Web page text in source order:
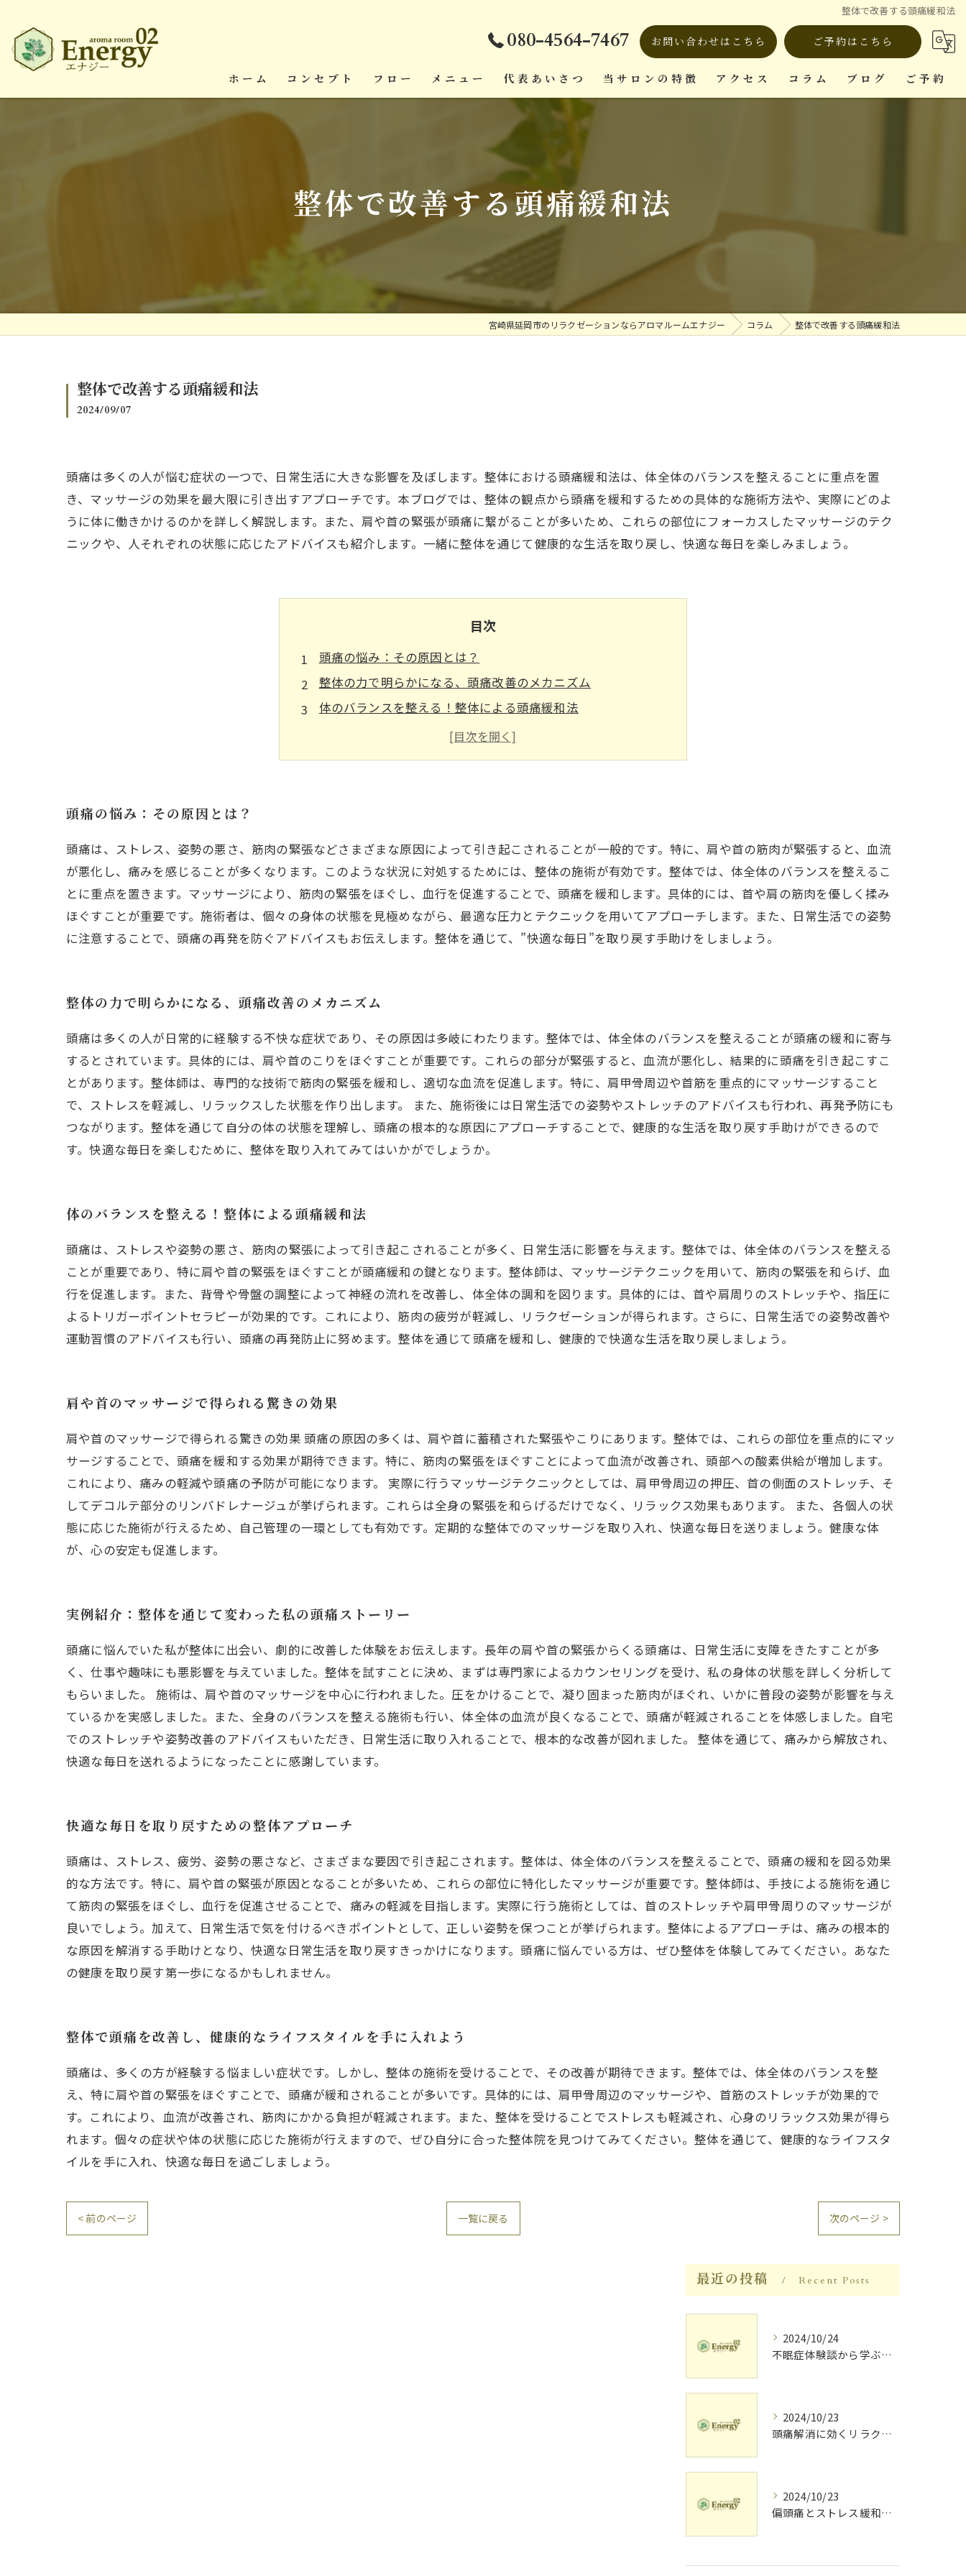
整体で改善する頭痛緩和法
080-4564-7467 お問い合わせはこちら ご予約はこちら
ホーム コンセプト フロー メニュー 代表あいさつ 当サロンの特徴
疲労回復
アクセス コラム ブログ ご予約
整体で改善する頭痛緩和法
宮崎県延岡市のリラクゼーションならアロマルームエナジー コラム 整体で改善する頭痛緩和法
整体で改善する頭痛緩和法
2024/09/07
頭痛は多くの人が悩む症状の一つで、日常生活に大きな影響を及ぼします。整体における頭痛緩和法は、体全体のバランスを整えることに重点を置
き、マッサージの効果を最大限に引き出すアプローチです。本ブログでは、整体の観点から頭痛を緩和するための具体的な施術方法や、実際にどのよ
うに体に働きかけるのかを詳しく解説します。また、肩や首の緊張が頭痛に繋がることが多いため、これらの部位にフォーカスしたマッサージのテク
ニックや、人それぞれの状態に応じたアドバイスも紹介します。一緒に整体を通じて健康的な生活を取り戻し、快適な毎日を楽しみましょう。
目次
頭痛の悩み：その原因とは？
整体の力で明らかになる、頭痛改善のメカニズム
体のバランスを整える！整体による頭痛緩和法
肩や首のマッサージで得られる驚きの効果
実例紹介：整体を通じて変わった私の頭痛ストーリー
頭痛の悩み：その原因とは？
頭痛は、ストレス、姿勢の悪さ、筋肉の緊張などさまざまな原因によって引き起こされることが一般的です。特に、肩や首の筋肉が緊張すると、血流
が悪化し、痛みを感じることが多くなります。このような状況に対処するためには、整体の施術が有効です。整体では、体全体のバランスを整えるこ
とに重点を置きます。マッサージにより、筋肉の緊張をほぐし、血行を促進することで、頭痛を緩和します。具体的には、首や肩の筋肉を優しく揉み
ほぐすことが重要です。施術者は、個々の身体の状態を見極めながら、最適な圧力とテクニックを用いてアプローチします。また、日常生活での姿勢
に注意することで、頭痛の再発を防ぐアドバイスもお伝えします。整体を通じて、”快適な毎日”を取り戻す手助けをしましょう。
整体の力で明らかになる、頭痛改善のメカニズム
頭痛は多くの人が日常的に経験する不快な症状であり、その原因は多岐にわたります。整体では、体全体のバランスを整えることが頭痛の緩和に寄与
するとされています。具体的には、肩や首のこりをほぐすことが重要です。これらの部分が緊張すると、血流が悪化し、結果的に頭痛を引き起こすこ
とがあります。整体師は、専門的な技術で筋肉の緊張を緩和し、適切な血流を促進します。特に、肩甲骨周辺や首筋を重点的にマッサージすること
で、ストレスを軽減し、リラックスした状態を作り出します。 また、施術後には日常生活での姿勢やストレッチのアドバイスも行われ、再発予防にも
つながります。整体を通じて自分の体の状態を理解し、頭痛の根本的な原因にアプローチすることで、健康的な生活を取り戻す手助けができるので
す。快適な毎日を楽しむために、整体を取り入れてみてはいかがでしょうか。
体のバランスを整える！整体による頭痛緩和法
頭痛は、ストレスや姿勢の悪さ、筋肉の緊張によって引き起こされることが多く、日常生活に影響を与えます。整体では、体全体のバランスを整える
ことが重要であり、特に肩や首の緊張をほぐすことが頭痛緩和の鍵となります。整体師は、マッサージテクニックを用いて、筋肉の緊張を和らげ、血
行を促進します。また、背骨や骨盤の調整によって神経の流れを改善し、体全体の調和を図ります。具体的には、首や肩周りのストレッチや、指圧に
よるトリガーポイントセラピーが効果的です。これにより、筋肉の疲労が軽減し、リラクゼーションが得られます。さらに、日常生活での姿勢改善や
運動習慣のアドバイスも行い、頭痛の再発防止に努めます。整体を通じて頭痛を緩和し、健康的で快適な生活を取り戻しましょう。
肩や首のマッサージで得られる驚きの効果
肩や首のマッサージで得られる驚きの効果 頭痛の原因の多くは、肩や首に蓄積された緊張やこりにあります。整体では、これらの部位を重点的にマッ
サージすることで、頭痛を緩和する効果が期待できます。特に、筋肉の緊張をほぐすことによって血流が改善され、頭部への酸素供給が増加します。
これにより、痛みの軽減や頭痛の予防が可能になります。 実際に行うマッサージテクニックとしては、肩甲骨周辺の押圧、首の側面のストレッチ、そ
してデコルテ部分のリンパドレナージュが挙げられます。これらは全身の緊張を和らげるだけでなく、リラックス効果もあります。 また、各個人の状
態に応じた施術が行えるため、自己管理の一環としても有効です。定期的な整体でのマッサージを取り入れ、快適な毎日を送りましょう。健康な体
が、心の安定も促進します。
実例紹介：整体を通じて変わった私の頭痛ストーリー
頭痛に悩んでいた私が整体に出会い、劇的に改善した体験をお伝えします。長年の肩や首の緊張からくる頭痛は、日常生活に支障をきたすことが多
く、仕事や趣味にも悪影響を与えていました。整体を試すことに決め、まずは専門家によるカウンセリングを受け、私の身体の状態を詳しく分析して
もらいました。 施術は、肩や首のマッサージを中心に行われました。圧をかけることで、凝り固まった筋肉がほぐれ、いかに普段の姿勢が影響を与え
ているかを実感しました。また、全身のバランスを整える施術も行い、体全体の血流が良くなることで、頭痛が軽減されることを体感しました。自宅
でのストレッチや姿勢改善のアドバイスもいただき、日常生活に取り入れることで、根本的な改善が図れました。 整体を通じて、痛みから解放され、
快適な毎日を送れるようになったことに感謝しています。
快適な毎日を取り戻すための整体アプローチ
頭痛は、ストレス、疲労、姿勢の悪さなど、さまざまな要因で引き起こされます。整体は、体全体のバランスを整えることで、頭痛の緩和を図る効果
的な方法です。特に、肩や首の緊張が原因となることが多いため、これらの部位に特化したマッサージが重要です。整体師は、手技による施術を通じ
て筋肉の緊張をほぐし、血行を促進させることで、痛みの軽減を目指します。実際に行う施術としては、首のストレッチや肩甲骨周りのマッサージが
良いでしょう。加えて、日常生活で気を付けるべきポイントとして、正しい姿勢を保つことが挙げられます。整体によるアプローチは、痛みの根本的
な原因を解消する手助けとなり、快適な日常生活を取り戻すきっかけになります。頭痛に悩んでいる方は、ぜひ整体を体験してみてください。あなた
の健康を取り戻す第一歩になるかもしれません。
整体で頭痛を改善し、健康的なライフスタイルを手に入れよう
頭痛は、多くの方が経験する悩ましい症状です。しかし、整体の施術を受けることで、その改善が期待できます。整体では、体全体のバランスを整
え、特に肩や首の緊張をほぐすことで、頭痛が緩和されることが多いです。具体的には、肩甲骨周辺のマッサージや、首筋のストレッチが効果的で
す。これにより、血流が改善され、筋肉にかかる負担が軽減されます。また、整体を受けることでストレスも軽減され、心身のリラックス効果が得ら
れます。個々の症状や体の状態に応じた施術が行えますので、ぜひ自分に合った整体院を見つけてみてください。整体を通じて、健康的なライフスタ
イルを手に入れ、快適な毎日を過ごしましょう。
< 前のページ 一覧に戻る 次のページ >
最近の投稿 Recent Posts
2024/10/24
不眠症体験談から学ぶ睡眠質向上法
2024/10/23
頭痛解消に効くリラク体験談
2024/10/23
偏頭痛とストレス緩和に効果的なリラクゼーション法